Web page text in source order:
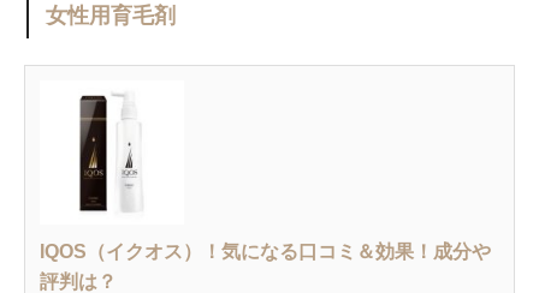
女性用育毛剤
IQOS（イクオス）！気になる口コミ＆効果！成分や
評判は？